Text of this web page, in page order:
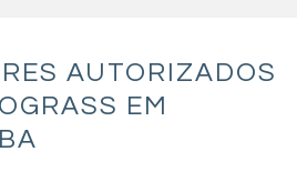
AUTORIZADOS
EM